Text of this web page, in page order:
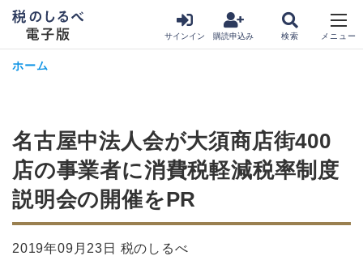
サインイン 購読申込み
ホーム
名古屋中法人会が大須商店街400
店の事業者に消費税軽減税率制度
説明会の開催をPR
2019年09月23日 税のしるべ